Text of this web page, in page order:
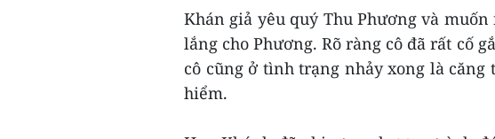
Khán giả yêu quý Thu Phương và
lắng cho Phương. Rõ ràng cô đã rất cố
cô cũng ở tình trạng nhảy xong là
hiểm.